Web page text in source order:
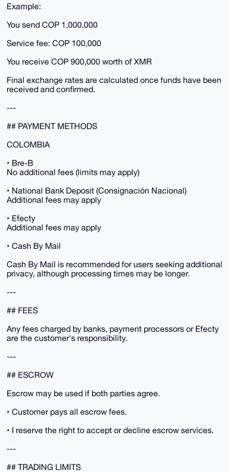
Example:
You send COP 1,000,000
Service fee: COP 100,000
You receive COP 900,000 worth of XMR
Final exchange rates are calculated once funds have been
received and confirmed.
---
## PAYMENT METHODS
COLOMBIA
• Bre-B
No additional fees (limits may apply)
• National Bank Deposit (Consignación Nacional)
Additional fees may apply
• Efecty
Additional fees may apply
• Cash By Mail
Cash By Mail is recommended for users seeking additional
privacy, although processing times may be longer.
---
## FEES
Any fees charged by banks, payment processors or Efecty
are the customer's responsibility.
---
## ESCROW
Escrow may be used if both parties agree.
• Customer pays all escrow fees.
• I reserve the right to accept or decline escrow services.
---
## TRADING LIMITS